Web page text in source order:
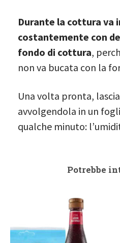
Durante la cottura va
costantemente con
fondo di cottura,
non va bucata con la
Una volta pronta,
avvolgendola in un
qualche minuto:
Potrebbe